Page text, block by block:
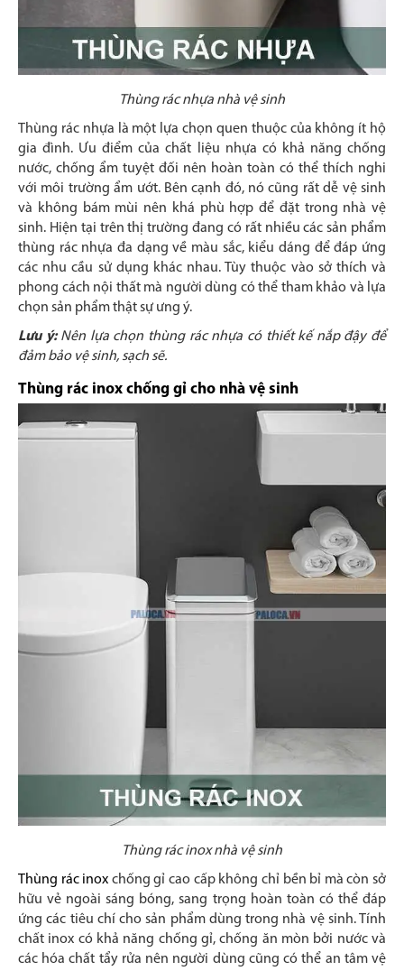
Thùng rác nhựa nhà vệ sinh
Thùng rác nhựa là một lựa chọn quen thuộc của không ít hộ
gia đình. Ưu điểm của chất liệu nhựa có khả năng chống
nước, chống ẩm tuyệt đối nên hoàn toàn có thể thích nghi
với môi trường ẩm ướt. Bên cạnh đó, nó cũng rất dễ vệ sinh
và không bám mùi nên khá phù hợp để đặt trong nhà vệ
sinh. Hiện tại trên thị trường đang có rất nhiều các sản phẩm
thùng rác nhựa đa dạng về màu sắc, kiểu dáng để đáp ứng
các nhu cầu sử dụng khác nhau. Tùy thuộc vào sở thích và
phong cách nội thất mà người dùng có thể tham khảo và lựa
chọn sản phẩm thật sự ưng ý.
Lưu ý: Nên lựa chọn thùng rác nhựa có thiết kế nắp đậy để
đảm bảo vệ sinh, sạch sẽ.
Thùng rác inox chống gỉ cho nhà vệ sinh
Thùng rác inox nhà vệ sinh
Thùng rác inox chống gỉ cao cấp không chỉ bền bỉ mà còn sở
hữu vẻ ngoài sáng bóng, sang trọng hoàn toàn có thể đáp
ứng các tiêu chí cho sản phẩm dùng trong nhà vệ sinh. Tính
chất inox có khả năng chống gỉ, chống ăn mòn bởi nước và
các hóa chất tẩy rửa nên người dùng cũng có thể an tâm vệ